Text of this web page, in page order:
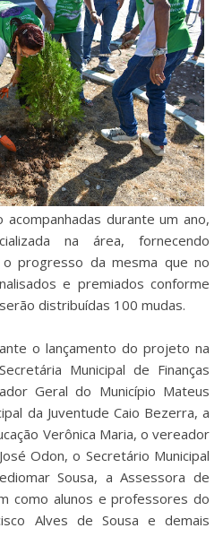
durante um ano,
na área, fornecendo
progresso da mesma que no
e premiados conforme
distribuídas 100 mudas.
o lançamento do projeto na
Municipal de Finanças
Geral do Município Mateus
da Juventude Caio Bezerra, a
Verônica Maria, o vereador
Odon, o Secretário Municipal
Sousa, a Assessora de
como alunos e professores do
Alves de Sousa e demais